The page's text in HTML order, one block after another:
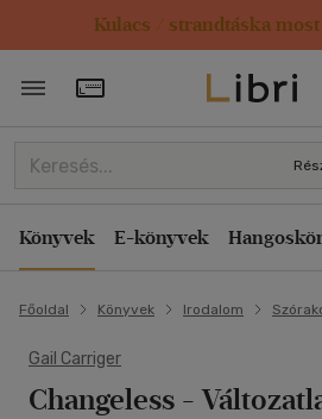
Kulacs / strandtáska most
Törzsvásárlói Kártya adatai
Könyvek E-könyvek
Főoldal Könyvek Irodalom
Gail Carriger
Changeless -